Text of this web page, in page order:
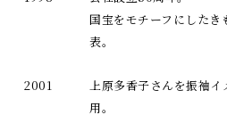
国宝をモチーフにした
表。
2001
上原多香子さんを振袖
用。